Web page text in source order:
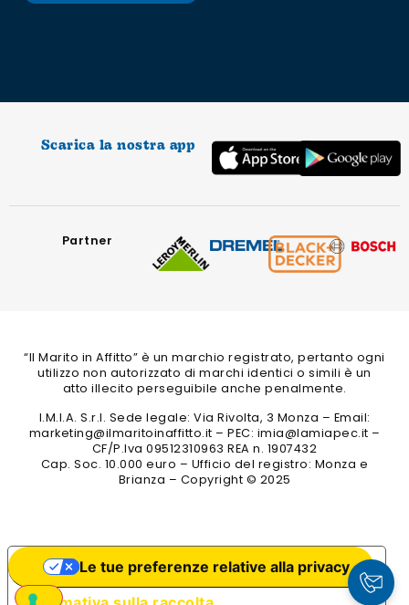
Scarica la nostra app
Partner
“Il Marito in Affitto” è un marchio registrato, pertanto ogni
utilizzo non autorizzato di marchi identici o simili è un
atto illecito perseguibile anche penalmente.
I.M.I.A. S.r.l. Sede legale: Via Rivolta, 3 Monza – Email:
marketing@ilmaritoinaffitto.it – PEC: imia@lamiapec.it –
CF/P.Iva 09512310963 REA n. 1907432
Cap. Soc. 10.000 euro – Ufficio del registro: Monza e
Brianza – Copyright © 2025
Le tue preferenze relative alla privacy